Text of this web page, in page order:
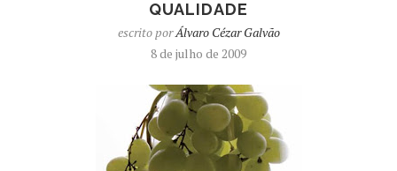
QUALIDADE
escrito porÁlvaro Cézar Galvão
8 de julho de 2009